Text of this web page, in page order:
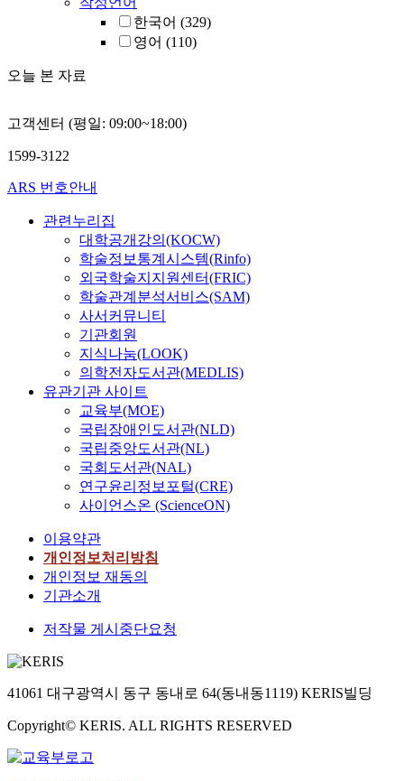
한국어 (329)
영어 (110)
오늘 본 자료
고객센터 (평일: 09:00~18:00)
1599-3122
ARS 번호안내
관련누리집
대학공개강의(KOCW)
학술정보통계시스템(Rinfo)
외국학술지지원센터(FRIC)
학술관계분석서비스(SAM)
사서커뮤니티
기관회원
지식나눔(LOOK)
의학전자도서관(MEDLIS)
유관기관 사이트
교육부(MOE)
국립장애인도서관(NLD)
국립중앙도서관(NL)
국회도서관(NAL)
연구윤리정보포털(CRE)
사이언스온 (ScienceON)
이용약관
개인정보처리방침
개인정보 재동의
기관소개
저작물 게시중단요청
41061 대구광역시 동구 동내로 64(동내동1119) KERIS빌딩
Copyright© KERIS. ALL RIGHTS RESERVED